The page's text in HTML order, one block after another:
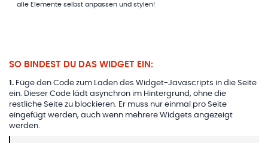
alle Elemente selbst anpassen und stylen!
SO BINDEST DU DAS WIDGET EIN:
1 . Füge den Code zum Laden des Widget-Javascripts in die Seite
ein. Dieser Code lädt asynchron im Hintergrund, ohne die
restliche Seite zu blockieren. Er muss nur einmal pro Seite
eingefügt werden, auch wenn mehrere Widgets angezeigt
werden.